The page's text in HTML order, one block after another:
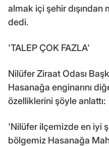
almak içi şehir
dedi.
'TALEP ÇOK FAZLA'
Nilüfer Ziraat Odası
Hasanağa enginarını
özelliklerini şöyle anlattı:
'Nilüfer ilçemizde en iyi
bölgemiz Hasanağa